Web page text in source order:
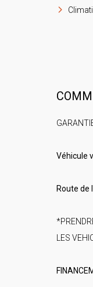
Véhicule
Route de
LES